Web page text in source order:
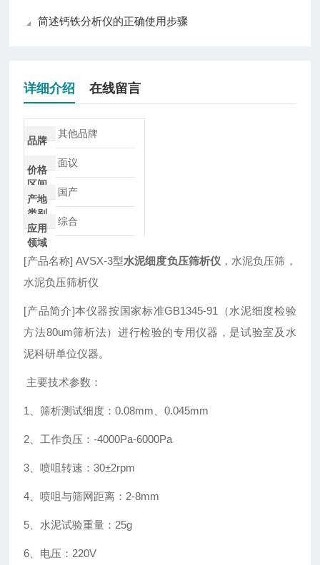
简述钙铁分析仪的正确使用步骤
详细介绍 在线留言
品牌
其他品牌
价格
区间
面议
产地
类别
国产
应用
领域
综合
[产品名称] AVSX-3型水泥细度负压筛析仪 ，水泥负压筛，
水泥负压筛析仪
[产品简介]本仪器按国家标准GB1345-91（水泥细度检验
方法80um筛析法）进行检验的专用仪器，是试验室及水
泥科研单位仪器。
主要技术参数：
1、筛析测试细度：0.08mm、0.045mm
2、工作负压：-4000Pa-6000Pa
3、喷咀转速：30±2rpm
4、喷咀与筛网距离：2-8mm
5、水泥试验重量：25g
6、电压：220V